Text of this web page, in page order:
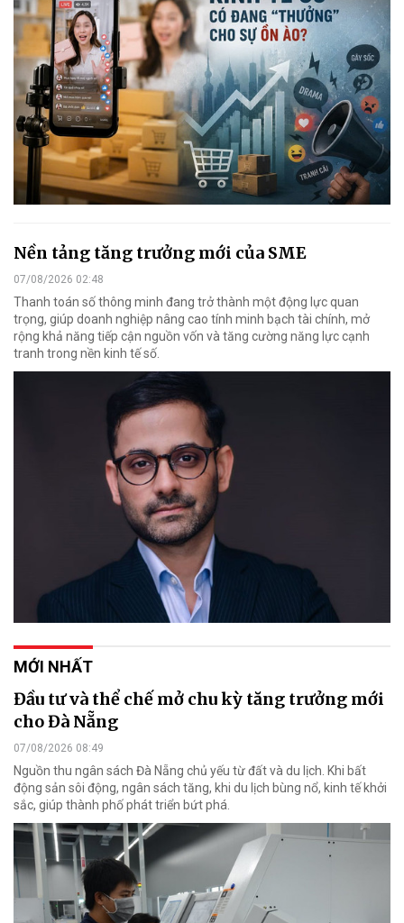
Nền tảng tăng trưởng mới của SME
07/08/2026 02:48
Thanh toán số thông minh đang trở thành một động lực quan
trọng, giúp doanh nghiệp nâng cao tính minh bạch tài chính, mở
rộng khả năng tiếp cận nguồn vốn và tăng cường năng lực cạnh
tranh trong nền kinh tế số.
MỚI NHẤT
Đầu tư và thể chế mở chu kỳ tăng trưởng mới
cho Đà Nẵng
07/08/2026 08:49
Nguồn thu ngân sách Đà Nẵng chủ yếu từ đất và du lịch. Khi bất
động sản sôi động, ngân sách tăng, khi du lịch bùng nổ, kinh tế khởi
sắc, giúp thành phố phát triển bứt phá.